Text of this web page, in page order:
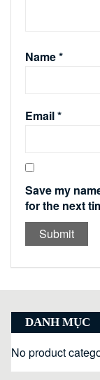
Name*
Email*
Save my
for the next
DANH MỤC
No product